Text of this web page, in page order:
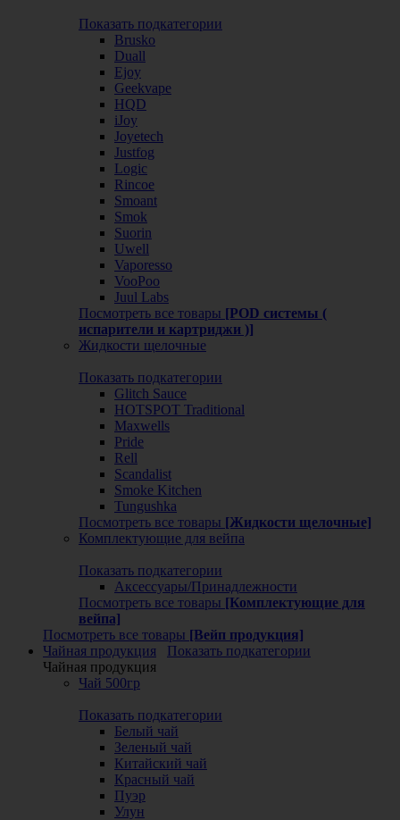
Показать подкатегории
Brusko
Duall
Ejoy
Geekvape
HQD
iJoy
Joyetech
Justfog
Logic
Rincoe
Smoant
Smok
Suorin
Uwell
Vaporesso
VooPoo
Juul Labs
Посмотреть все товары [POD системы (
испарители и картриджи )]
Жидкости щелочные
Показать подкатегории
Glitch Sauce
HOTSPOT Traditional
Maxwells
Pride
Rell
Scandalist
Smoke Kitchen
Tungushka
Посмотреть все товары [Жидкости щелочные]
Комплектующие для вейпа
Показать подкатегории
Аксессуары/Принадлежности
Посмотреть все товары [Комплектующие для
вейпа]
Посмотреть все товары [Вейп продукция]
Чайная продукция
Показать подкатегории
Чайная продукция
Чай 500гр
Показать подкатегории
Белый чай
Зеленый чай
Китайский чай
Красный чай
Пуэр
Улун